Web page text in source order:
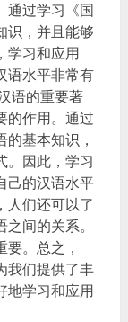
通过学习《国
识，并且能够
学习和应用
语水平非常有
语的重要著
的作用。通过
基本知识，
。因此，学习
己的汉语水平
人们还可以了
间的关系。
。总之，
我们提供了丰
地学习和应用